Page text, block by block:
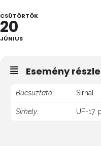
CSÜTÖRTÖK
20
JÚNIUS
Esemény
Búcsuztató: Sírnál
Sírhely: UF-17.